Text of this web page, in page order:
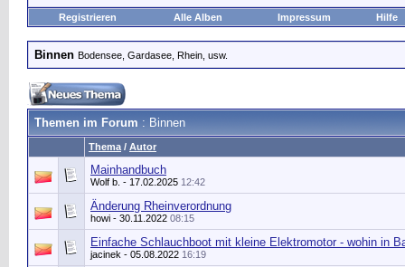
Registrieren Alle Alben Impressum Hilfe
Binnen Bodensee, Gardasee, Rhein, usw.
Themen im Forum : Binnen
Thema / Autor
Mainhandbuch
Wolf b. - 17.02.2025 12:42
Änderung Rheinverordnung
howi - 30.11.2022 08:15
Einfache Schlauchboot mit kleine Elektromotor - wohin in
jacinek - 05.08.2022 16:19